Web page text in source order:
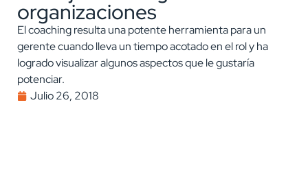
organizaciones
El coaching resulta una potente herramienta para un
gerente cuando lleva un tiempo acotado en el rol y ha
logrado visualizar algunos aspectos que le gustaría
potenciar.
Julio 26, 2018